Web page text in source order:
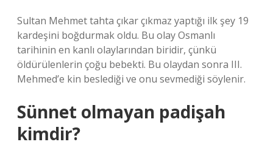
Sultan Mehmet tahta çıkar çıkmaz yaptığı ilk şey 19
kardeşini boğdurmak oldu. Bu olay Osmanlı
tarihinin en kanlı olaylarından biridir, çünkü
öldürülenlerin çoğu bebekti. Bu olaydan sonra III.
Mehmed’e kin beslediği ve onu sevmediği söylenir.
Sünnet olmayan padişah
kimdir?